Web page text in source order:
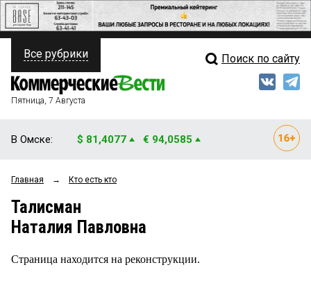
ПОЛИТИКА
ФИНАНСЫ
ОБЩЕСТВО
ЗАКОН
Свежий выпуск
Все рубрики Поиск по сайту
Пятница, 7 Августа
В Омске: $ 81,4077 € 94,0585
Главная → Кто есть кто
Талисман
Наталия Павловна
Страница находится на реконструкции.